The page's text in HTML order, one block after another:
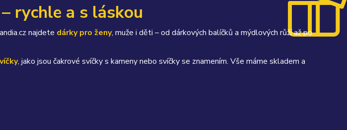
rychle a s láskou
najdete dárky pro ženy, muže i děti – od dárkových balíčků a mýdlových růží až po
, jako jsou čakrové svíčky s kameny nebo svíčky se znamením. Vše máme skladem a